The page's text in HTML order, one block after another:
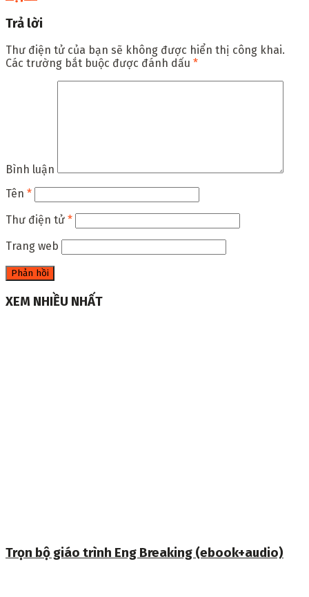
Trả lời
Thư điện tử của bạn sẽ không được hiển thị công khai.
Các trường bắt buộc được đánh dấu *
Bình luận
Tên *
Thư điện tử *
Trang web
XEM NHIỀU NHẤT
Trọn bộ giáo trình Eng Breaking (ebook+audio)